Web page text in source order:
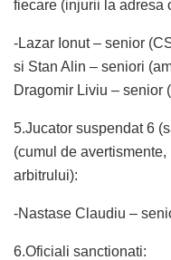
fiecare (injurii la adresa
-Lazar Ionut – senior
si Stan Alin – seniori
Dragomir Liviu – senior
5.Jucator suspendat 6
(cumul de
arbitrului):
-Nastase Claudiu –
6.Oficiali sanctionati: